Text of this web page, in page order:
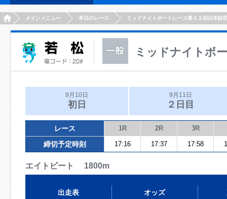
HOMEメインメニュー 本日のレース ミッドナイトボートレース第４２回日本財
ミッドナイトボ
9月10日
初日
9月11日
２日目
レース 1R 2R 3R
締切予定時刻 17:16 17:37 17:58
エイトビート 1800m
出走表 オッズ